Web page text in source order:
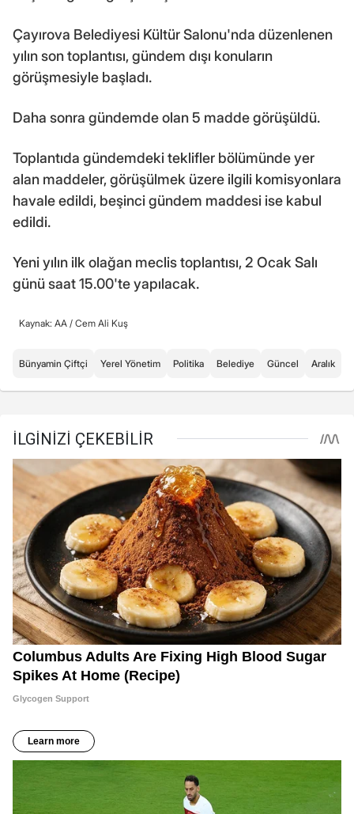
Çayırova Belediyesi Kültür Salonu'nda düzenlenen
yılın son toplantısı, gündem dışı konuların
görüşmesiyle başladı.
Daha sonra gündemde olan 5 madde görüşüldü.
Toplantıda gündemdeki teklifler bölümünde yer
alan maddeler, görüşülmek üzere ilgili komisyonlara
havale edildi, beşinci gündem maddesi ise kabul
edildi.
Yeni yılın ilk olağan meclis toplantısı, 2 Ocak Salı
günü saat 15.00'te yapılacak.
Kaynak: AA / Cem Ali Kuş
Bünyamin Çiftçi Yerel Yönetim Politika Belediye Güncel Aralık